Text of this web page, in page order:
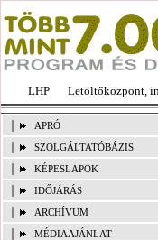
LHP Letöltőközpont,
APRÓ
SZOLGÁLTATÓBÁZIS
KÉPESLAPOK
IDŐJÁRÁS
ARCHÍVUM
MÉDIAAJÁNLAT